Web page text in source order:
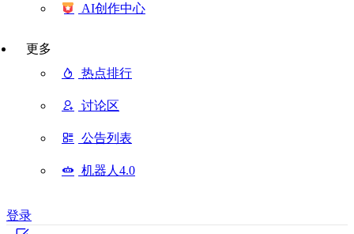
AI创作中心
更多
热点排行
讨论区
公告列表
机器人4.0
登录